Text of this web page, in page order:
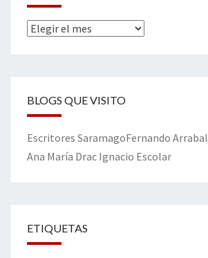
Archivos
BLOGS QUE VISITO
Escritores SaramagoFernando Arrabal
Ana María Drac Ignacio Escolar
ETIQUETAS